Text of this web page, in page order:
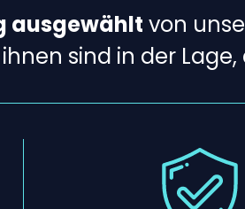
ausgewählt von
sind in der